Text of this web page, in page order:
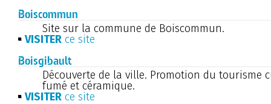
Boiscommun
Site sur la commune de Boiscommun.
VISITER ce site
Boisgibault
Découverte de la ville. Promotion du tourisme
fumé et céramique.
VISITER ce site